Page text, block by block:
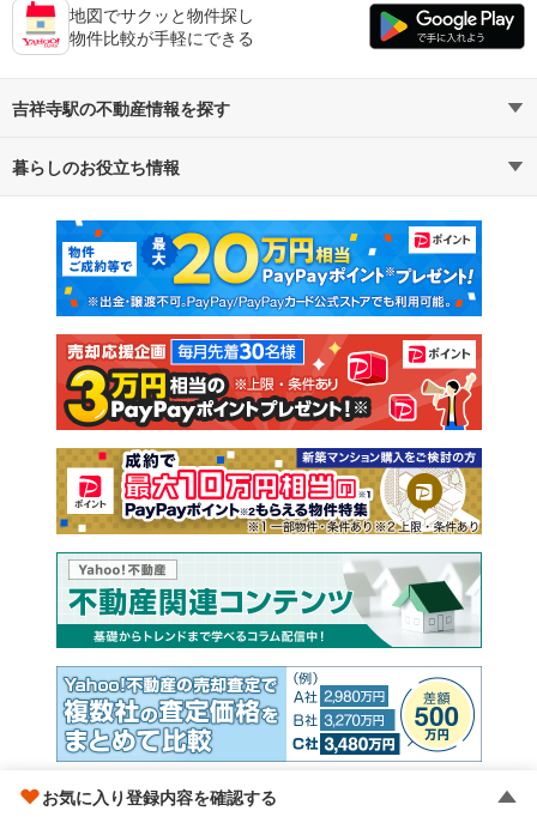
お気に入り登録内容を確認する
地図でサクッと物件探し
物件比較が手軽にできる
吉祥寺駅の不動産情報を探す
不動産・住宅
新築マンション 中古マンション
新築一戸建て 中古一戸建て
注文住宅 土地
売却査定
暮らしのお役立ち情報
マンションカタログ 教えて！住まいの先生